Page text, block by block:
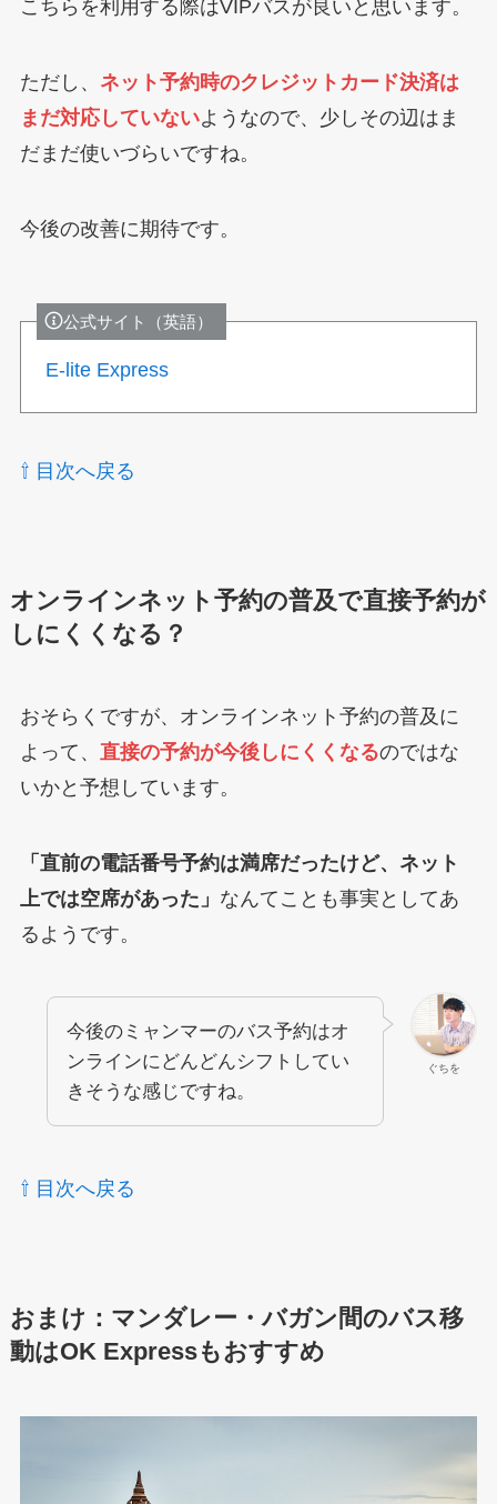
こちらを利用する際はVIPバスが良いと思います。
ただし、 ネット予約時のクレジットカード決済は
まだ対応していないようなので、少しその辺はま
だまだ使いづらいですね。
今後の改善に期待です。
公式サイト（英語）
E-lite Express
⇧ 目次へ戻る
オンラインネット予約の普及で直接予約が
しにくくなる？
おそらくですが、オンラインネット予約の普及に
よって、 直接の予約が今後しにくくなるのではな
いかと予想しています。
「直前の電話番号予約は満席だったけど、ネット
上では空席があった」 なんてことも事実としてあ
るようです。
ぐちを
今後のミャンマーのバス予約はオ
ンラインにどんどんシフトしてい
きそうな感じですね。
⇧ 目次へ戻る
おまけ：マンダレー・バガン間のバス移
動はOK Expressもおすすめ